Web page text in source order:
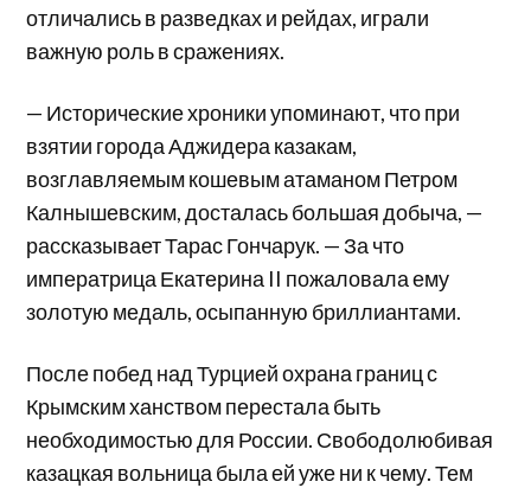
отличались в разведках и рейдах, играли
важную роль в сражениях.
— Исторические хроники упоминают, что при
взятии города Аджидера казакам,
возглавляемым кошевым атаманом Петром
Калнышевским, досталась большая добыча, —
рассказывает Тарас Гончарук. — За что
императрица Екатерина II пожаловала ему
золотую медаль, осыпанную бриллиантами.
После побед над Турцией охрана границ с
Крымским ханством перестала быть
необходимостью для России. Свободолюбивая
казацкая вольница была ей уже ни к чему. Тем